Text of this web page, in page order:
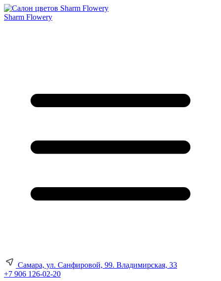
Sharm Flowery
Самара, ул. Санфировой, 99. Владимирская, 33
+7 906 126-02-20